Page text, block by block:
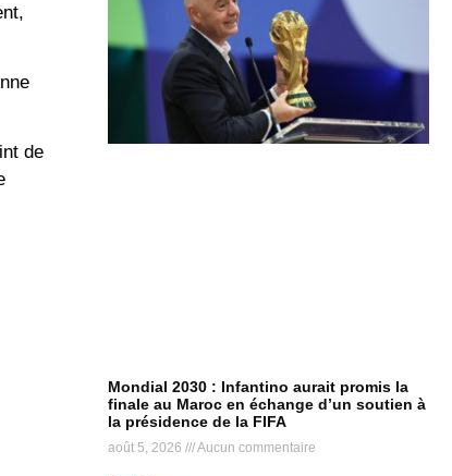
de
Mondial 2030 : Infantino aurait promis la
finale au Maroc en échange d’un soutien à
la présidence de la FIFA
août 5, 2026 Aucun commentaire